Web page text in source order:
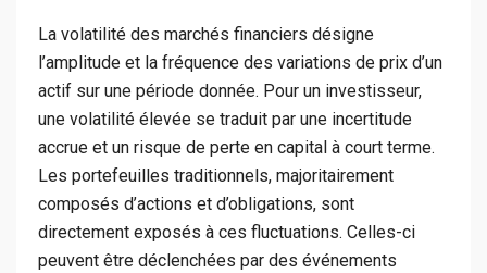
La volatilité des marchés financiers désigne
l’amplitude et la fréquence des variations de prix d’un
actif sur une période donnée. Pour un investisseur,
une volatilité élevée se traduit par une incertitude
accrue et un risque de perte en capital à court terme.
Les portefeuilles traditionnels, majoritairement
composés d’actions et d’obligations, sont
directement exposés à ces fluctuations. Celles-ci
peuvent être déclenchées par des événements